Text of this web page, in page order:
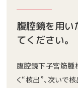
腹腔鏡を用い
てください。
腹腔鏡下子宮筋腫
く“核出”、次いで